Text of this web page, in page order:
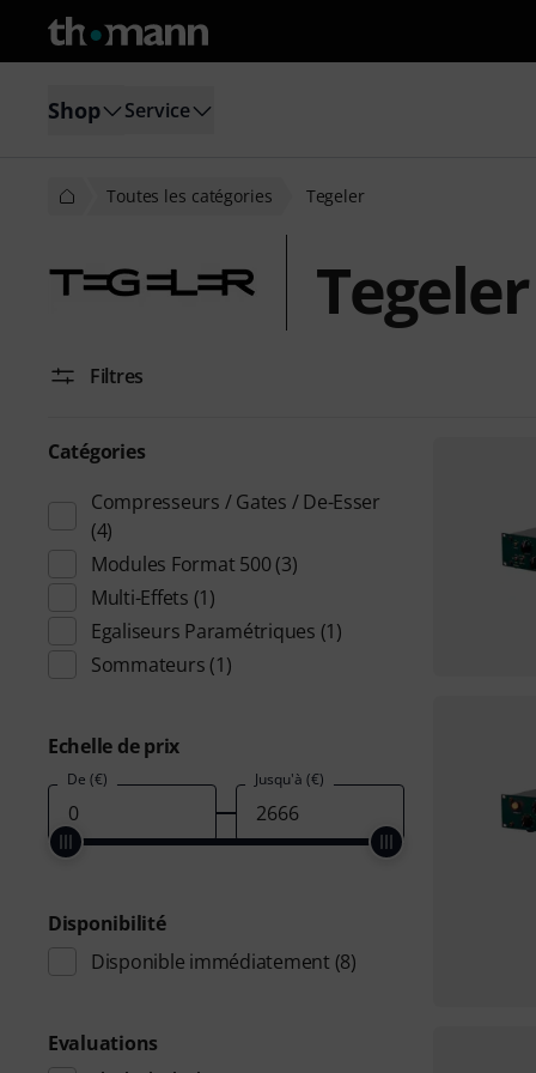
Shop Service
Toutes les catégories Tegeler
Tegeler
Filtres
Catégories
Compresseurs / Gates / De-Esser
(4)
Modules Format 500 (3)
Multi-Effets (1)
Egaliseurs Paramétriques (1)
Sommateurs (1)
Echelle de prix
De (€) Jusqu'à (€)
Disponibilité
Disponible immédiatement (8)
Evaluations